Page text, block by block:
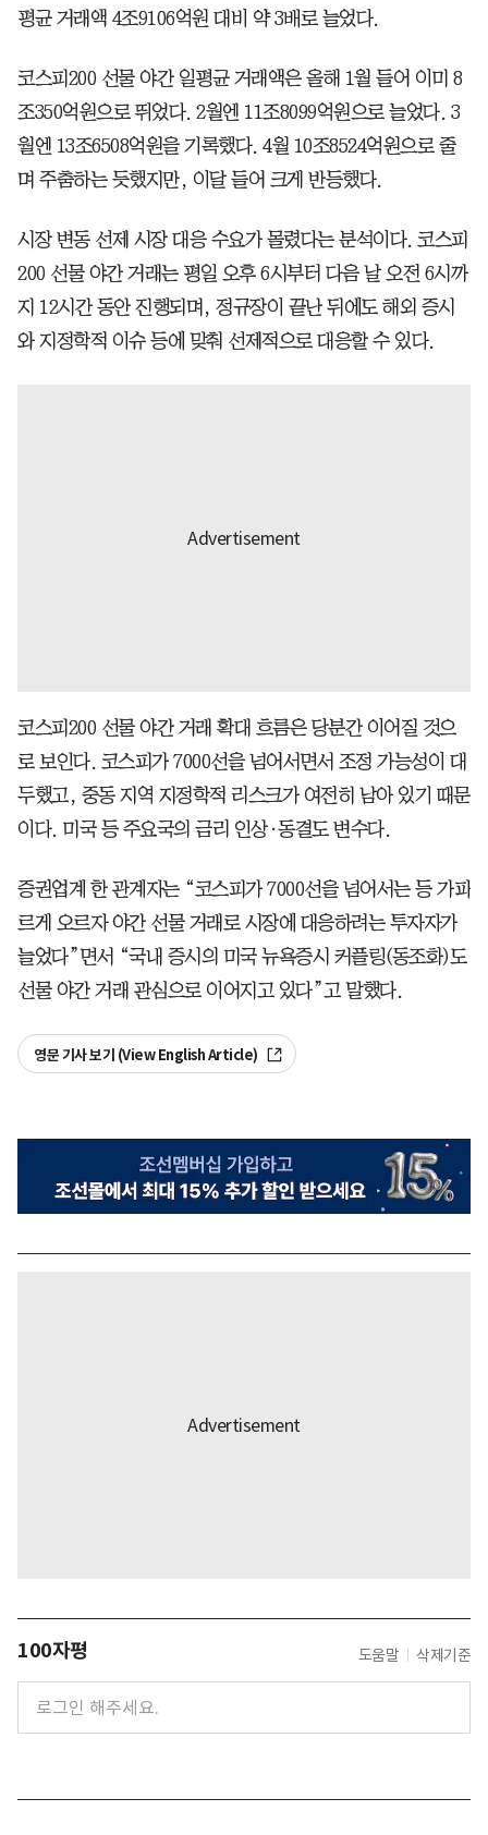
평균 거래액 4조9106억원 대비 약 3배로 늘었다.
코스피200 선물 야간 일평균 거래액은 올해 1월 들어 이미 8
조350억원으로 뛰었다. 2월엔 11조8099억원으로 늘었다. 3
월엔 13조6508억원을 기록했다. 4월 10조8524억원으로 줄
며 주춤하는 듯했지만, 이달 들어 크게 반등했다.
시장 변동 선제 시장 대응 수요가 몰렸다는 분석이다. 코스피
200 선물 야간 거래는 평일 오후 6시부터 다음 날 오전 6시까
지 12시간 동안 진행되며, 정규장이 끝난 뒤에도 해외 증시
와 지정학적 이슈 등에 맞춰 선제적으로 대응할 수 있다.
코스피200 선물 야간 거래 확대 흐름은 당분간 이어질 것으
로 보인다. 코스피가 7000선을 넘어서면서 조정 가능성이 대
두했고, 중동 지역 지정학적 리스크가 여전히 남아 있기 때문
이다. 미국 등 주요국의 금리 인상·동결도 변수다.
증권업계 한 관계자는 “코스피가 7000선을 넘어서는 등 가파
르게 오르자 야간 선물 거래로 시장에 대응하려는 투자자가
늘었다”면서 “국내 증시의 미국 뉴욕증시 커플링(동조화)도
선물 야간 거래 관심으로 이어지고 있다”고 말했다.
영문 기사 보기 (View English Article)
100자평 도움말 삭제기준